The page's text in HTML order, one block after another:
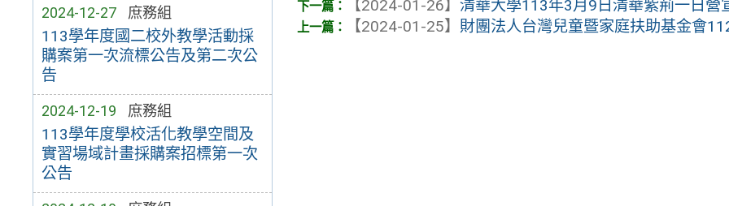
2024-12-27 庶務組
113學年度國二校外教學活動採
購案第一次流標公告及第二次公
告
2024-12-19 庶務組
113學年度學校活化教學空間及
實習場域計畫採購案招標第一次
公告
【2024-01-26】清華大學113年3月9日清華紫荊一日營
【2024-01-25】 財團法人台灣兒童暨家庭扶助基金會